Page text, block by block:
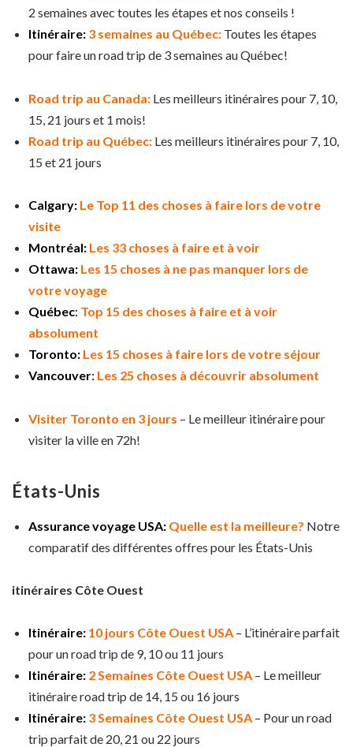
2 semaines avec toutes les étapes et nos conseils !
Itinéraire: 3 semaines au Québec: Toutes les étapes
pour faire un road trip de 3 semaines au Québec!
Road trip au Canada: Les meilleurs itinéraires pour 7, 10,
15, 21 jours et 1 mois!
Road trip au Québec: Les meilleurs itinéraires pour 7, 10,
15 et 21 jours
Calgary: Le Top 11 des choses à faire lors de votre
visite
Montréal: Les 33 choses à faire et à voir
Ottawa: Les 15 choses à ne pas manquer lors de
votre voyage
Québec: Top 15 des choses à faire et à voir
absolument
Toronto: Les 15 choses à faire lors de votre séjour
Vancouver: Les 25 choses à découvrir absolument
Visiter Toronto en 3 jours – Le meilleur itinéraire pour
visiter la ville en 72h!
États-Unis
Assurance voyage USA: Quelle est la meilleure? Notre
comparatif des différentes offres pour les États-Unis
itinéraires Côte Ouest
Itinéraire: 10 jours Côte Ouest USA – L’itinéraire parfait
pour un road trip de 9, 10 ou 11 jours
Itinéraire: 2 Semaines Côte Ouest USA – Le meilleur
itinéraire road trip de 14, 15 ou 16 jours
Itinéraire: 3 Semaines Côte Ouest USA – Pour un road
trip parfait de 20, 21 ou 22 jours